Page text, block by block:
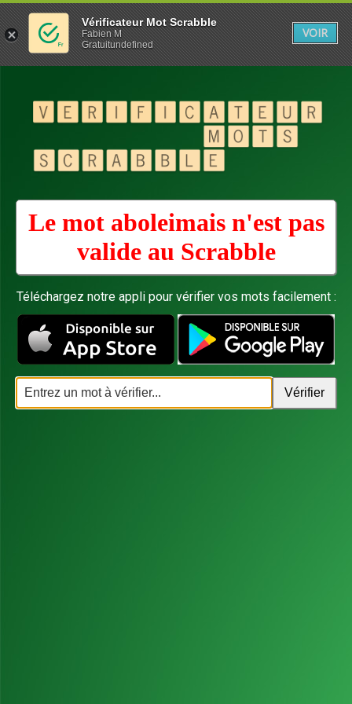
Le mot aboleimais n'est pas
valide au Scrabble
Téléchargez notre appli pour vérifier vos mots facilement :
Vérificateur Mot Scrabble
Fabien M
Gratuitundefined
VOIR